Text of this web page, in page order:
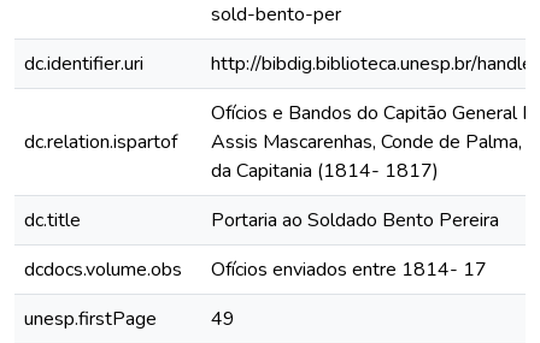
sold-bento-per
dc.identifier.uri
http://bibdig.biblioteca.unesp.br/
dc.relation.ispartof
Ofícios e Bandos do Capitão General
Assis Mascarenhas, Conde de Palma,
da Capitania (1814- 1817)
dc.title
Portaria ao Soldado Bento Pereira
dcdocs.volume.obs
Ofícios enviados entre 1814- 17
unesp.firstPage
49